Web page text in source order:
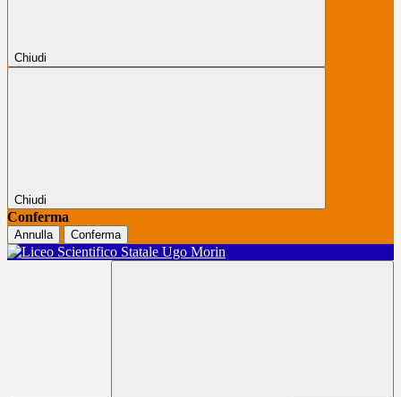
Chiudi
Chiudi
Conferma
Annulla Conferma